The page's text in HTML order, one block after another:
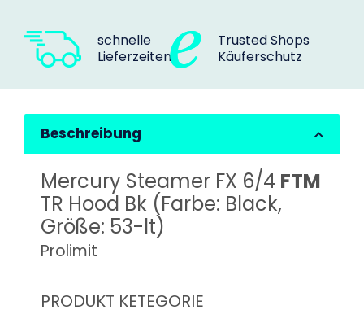
schnelle
Lieferzeiten
Trusted Shops
Käuferschutz
Beschreibung
Mercury Steamer FX 6/4 FTM
TR Hood Bk (Farbe: Black,
Größe: 53-lt)
Prolimit
PRODUKT KETEGORIE